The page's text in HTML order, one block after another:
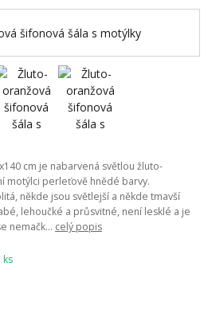
cm je nabarvená světlou žluto-
motýlci perleťově hnědé barvy.
někde jsou světlejší a někde tmavší
lehoučké a průsvitné, není lesklé a je
nemačk... celý popis
ks